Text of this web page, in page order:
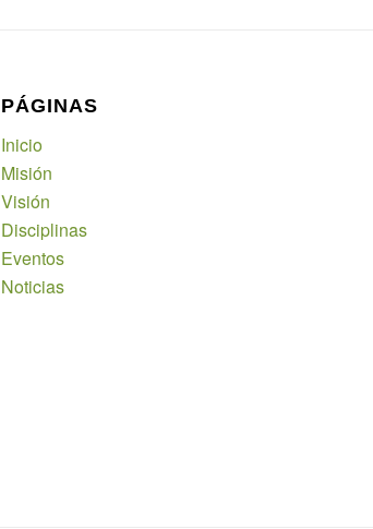
PÁGINAS
Inicio
Misión
Visión
Disciplinas
Eventos
Noticias